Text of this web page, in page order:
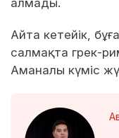
Айта кетейік,
салмақта грек-
Аманалы күміс